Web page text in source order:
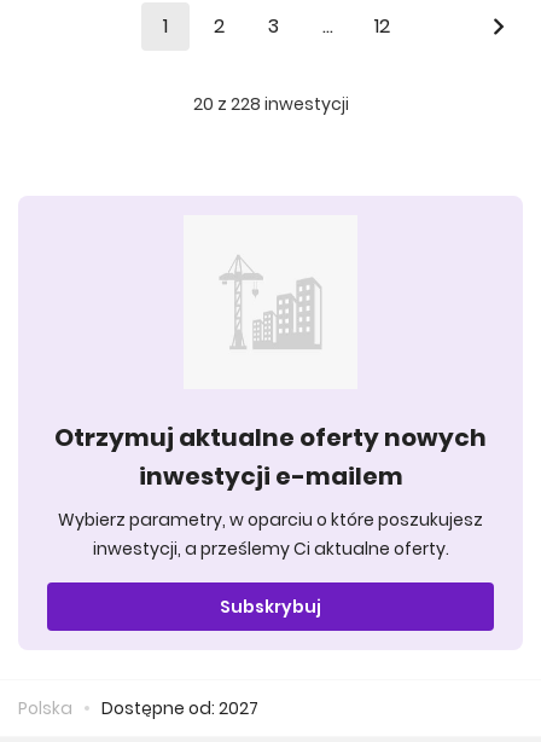
1 2 3 ... 12
20 z 228 inwestycji
Otrzymuj aktualne oferty nowych
inwestycji e-mailem
Wybierz parametry, w oparciu o które poszukujesz
inwestycji, a prześlemy Ci aktualne oferty.
Subskrybuj
Polska Dostępne od: 2027